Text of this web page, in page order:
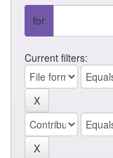
for
Current filters: